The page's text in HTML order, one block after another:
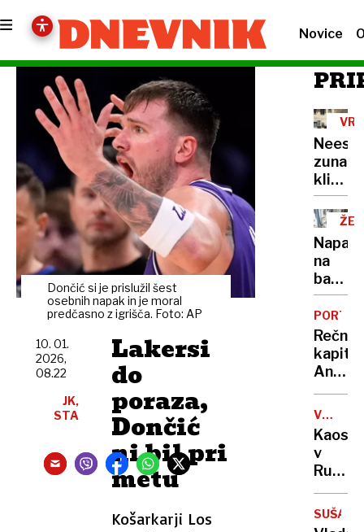
Novice
Dončić si je prislužil šest
osebnih napak in je moral
predčasno z igrišča. Foto: AP
Lakersi
do
poraza,
Dončić
ni bil pri
metu
Košarkarji Los
10. 01.
2026,
08.22
JK,
STA
ŽE
Napadi
na
veliko
škodo
že
sama
Rečni
Anže
Logar
izdelal
prvo
in
edino
leseno
barko
za
VOJNA
V
Kaos
v
Rusiji:
ženske
začele
SUŠA